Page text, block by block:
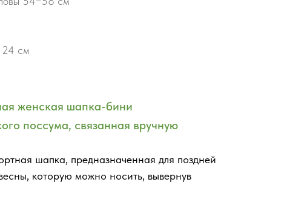
24 см
женская шапка-бини
поссума, связанная вручную
шапка, предназначенная для поздней
которую можно носить, вывернув